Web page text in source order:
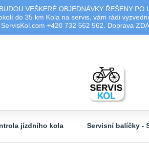
VEŠKERÉ OBJEDNÁVKY ŘEŠENY
do 35 km Kola na servis, vám rádi
+420 732 562 562. Doprava
jízdního kola Servisní balíčky -